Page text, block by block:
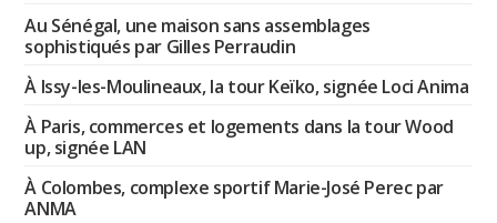
Au Sénégal, une maison sans assemblages
sophistiqués par Gilles Perraudin
À Issy-les-Moulineaux, la tour Keïko, signée Loci Anima
À Paris, commerces et logements dans la tour Wood
up, signée LAN
À Colombes, complexe sportif Marie-José Perec par
ANMA